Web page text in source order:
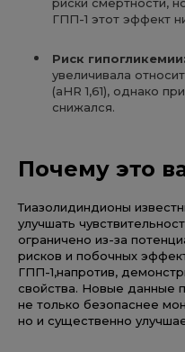
ГПП-1 этот эффект
Риск гипогликемии:
увеличивала
(aHR 1,61), однако
снижался.
Почему это
Тиазолидиндионы
улучшать
ограничено из-за
рисков и побочных
ГПП-1,напротив,
свойства. Новые данные
не только безопаснее
но и существенно